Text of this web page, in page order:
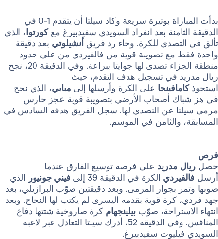
بدأت المباراة بوتيرة سريعة وكاد سيلتا أن يتقدم 1-0 في
بعد انفراد السويدي سفيدبيرغ معكورتوا ، الذي
للكرة. وجاء رد فريق أنشيلوتي بعد دقيقة
مع تصويبة قوية من فالفيردي من على حدود
منطقة الجزاء تصدى لها جوايتا ببراعة. وفي الدقيقة 20، نجح
في تسجيل هدف التقدم، حيث
على الكرة وأرسلها إلى مبابي ، الذي نجح
أصحاب الأرضي بتصويبة قوية عجز حارس
عن التصدي لها. سجل الفريق هدفه السادس في
والثامن في الموسم.
مدريدعلى فرصة توسيع الفارق عندما
الكرة في الدقيقة 39 إلى فيني جونيورالذي
بجوار المرمى. وبعد دقيقتين صوّب البرازيلي، بعد
كرة قوية بقدمه اليسرى لم يكتب لها النجاح. وبعد
صوّببيلينجهامكرة صاروخية شتتها دفاع
المنافس. وفي الدقيقة 52، أدرك سيلتا التعادل عبر لاعبه
سفيدبيرغ.